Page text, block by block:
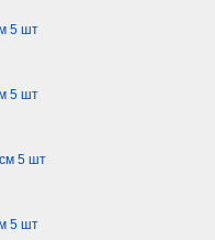
5 шт
5 шт
5 шт
5 шт